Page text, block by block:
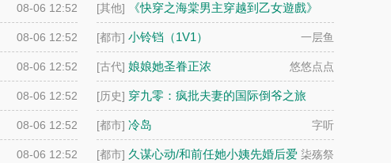
[其他] 《快穿之海棠男主穿越到乙女遊戲》
河神吃肉
[都市] 小铃铛（1V1） 一层鱼
[古代] 娘娘她圣眷正浓 悠悠点点
[历史] 穿九零：疯批夫妻的国际倒爷之旅
柳之易
[都市] 冷岛 字听
[都市] 久谋心动/和前任她小姨先婚后爱 柒殇祭
08-06 12:52
08-06 12:52
08-06 12:52
08-06 12:52
08-06 12:52
08-06 12:52